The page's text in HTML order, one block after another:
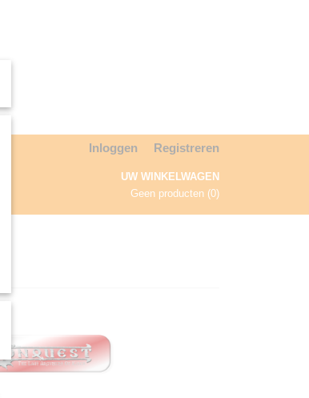
Inloggen Registreren
UW WINKELWAGEN
Geen producten (0)